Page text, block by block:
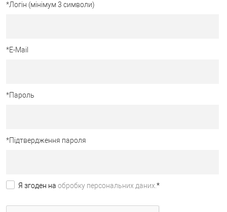
*Логін (мінімум 3 символи)
*E-Mail
*Пароль
*Підтвердження пароля
Я згоден на обробку персональних даних. *